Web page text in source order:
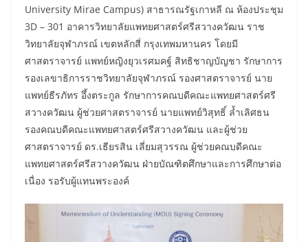
University Mirae Campus) สาธารณรัฐเกาหลี ณ ห้องประชุม
3D – 301 อาคารวิทยาลัยแพทยศาสตร์ศรีสวางควัฒน ราช
วิทยาลัยจุฬาภรณ์ เขตหลักสี่ กรุงเทพมหานคร โดยมี
ศาสตราจารย์ แพทย์หญิงยุวเรศมคฐ์ สิทธิชาญบัญชา รักษาการ
รองเลขาธิการราชวิทยาลัยจุฬาภรณ์ รองศาสตราจารย์ นาย
แพทย์ธีรภัทร อึ้งตระกูล รักษาการคณบดีคณะแพทยศาสตร์ศรี
สวางควัฒน ผู้ช่วยศาสตราจารย์ นายแพทย์วิสุทธิ์ ล้ำเลิศธน
รองคณบดีคณะแพทยศาสตร์ศรีสวางควัฒน และผู้ช่วย
ศาสตราจารย์ ดร.เธียรสิน เลี่ยมสุวรรณ ผู้ช่วยคณบดีคณะ
แพทยศาสตร์ศรีสวางควัฒน ฝ่ายบัณฑิตศึกษาและการศึกษาต่อ
เนื่อง รอรับผู้แทนพระองค์